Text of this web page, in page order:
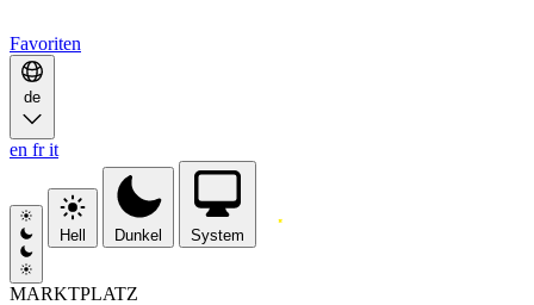
Favoriten
de
en frit
Hell Dunkel System
MARKTPLATZ